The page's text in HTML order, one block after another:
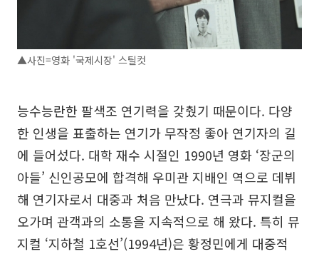
▲사진=영화 '국제시장' 스틸컷
능수능란한 팔색조 연기력을 갖췄기 때문이다. 다양
한 인생을 표출하는 연기가 무작정 좋아 연기자의 길
에 들어섰다. 대학 재수 시절인 1990년 영화 ‘장군의
아들’ 신인공모에 합격해 우미관 지배인 역으로 데뷔
해 연기자로서 대중과 처음 만났다. 연극과 뮤지컬을
오가며 관객과의 소통을 지속적으로 해 왔다. 특히 뮤
지컬 ‘지하철 1호선’(1994년)은 황정민에게 대중적